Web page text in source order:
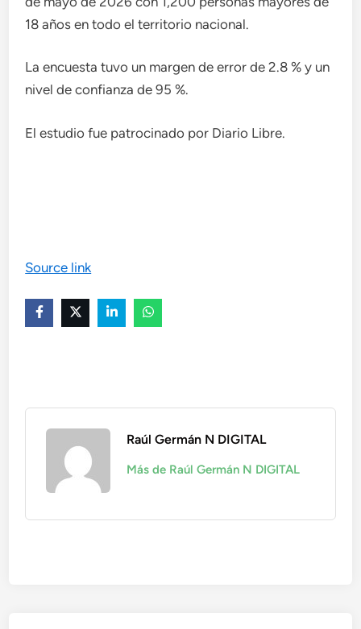
18 años en todo el territorio nacional.
La encuesta tuvo un margen de error de 2.8 % y un
nivel de confianza de 95 %.
El estudio fue patrocinado por Diario Libre.
Source link
Raúl Germán N DIGITAL
Más de Raúl Germán N DIGITAL